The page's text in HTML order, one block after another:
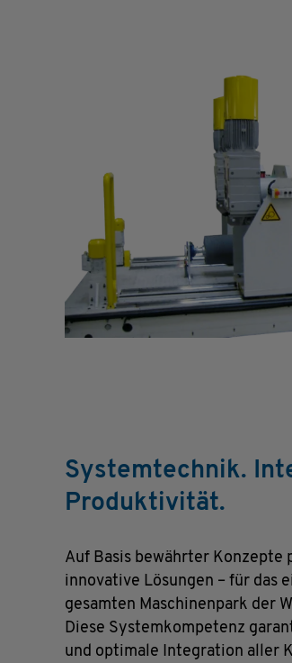
Systemtechnik.
Produktivität.
Auf Basis bewährter
innovative Lösungen – für das
gesamten Maschinenpark der
Diese Systemkompetenz
und optimale Integration aller